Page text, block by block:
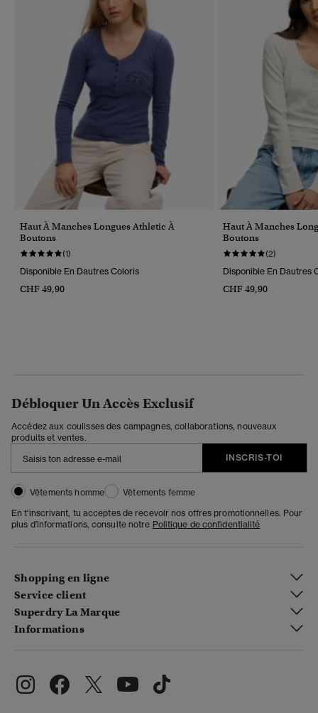
Haut À Manches Longues Athletic À
Boutons
(1)
Disponible En Dautres Coloris
CHF 49,90
Haut À Manches
Boutons
(2)
Disponible En Dautres
CHF 49,90
Débloquer Un Accès Exclusif
Accédez aux coulisses des campagnes, collaborations, nouveaux
produits et ventes.
INSCRIS-TOI
Vêtements homme
Vêtements femme
En t'inscrivant, tu acceptes de recevoir nos offres promotionnelles. Pour
plus d'informations, consulte notre Politique de confidentialité
Shopping en ligne
Service client
Superdry La Marque
Informations